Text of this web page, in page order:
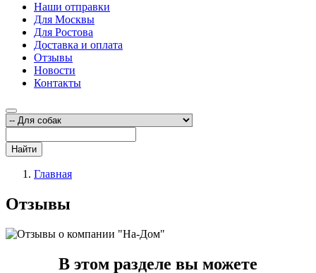
Наши отправки
Для Москвы
Для Ростова
Доставка и оплата
Отзывы
Новости
Контакты
Найти
Главная
Отзывы
В этом разделе вы можете